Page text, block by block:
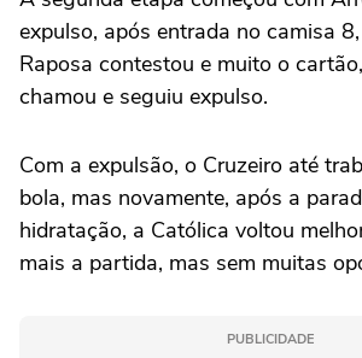
expulso, após entrada no camisa
Raposa contestou e muito o
chamou e seguiu expulso.
Com a expulsão, o Cruzeiro até
bola, mas novamente, após a
hidratação, a Católica voltou
mais a partida, mas sem muitas
PUBLICIDADE